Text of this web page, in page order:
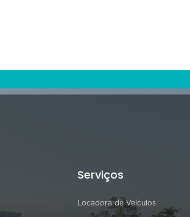
Serviços
Locadora de Veículos